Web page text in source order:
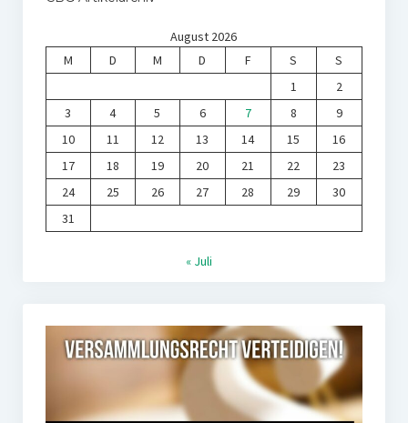
August 2026
M
D M D F S
S
1
2
3
4 5 6 7 8
9
10
11 12 13 14 15
16
17
18 19 20 21 22
23
24
25 26 27 28 29
30
31
« Juli